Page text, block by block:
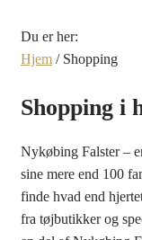
Du er her:
Hjem / Shopping
Shopping i
Nykøbing Falster –
sine mere end 100
finde hvad end
fra tøjbutikker og